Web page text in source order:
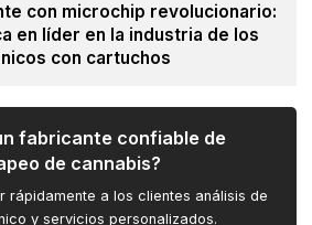
con microchip revolucionario:
en líder en la industria de los
con cartuchos
fabricante confiable de
de cannabis?
rápidamente a los clientes análisis de
y servicios personalizados.